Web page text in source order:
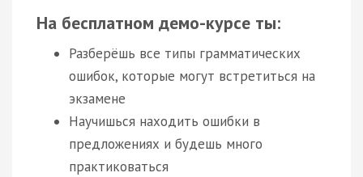
На бесплатном демо-курсе ты:
Разберёшь все типы грамматических
ошибок, которые могут встретиться на
экзамене
Научишься находить ошибки в
предложениях и будешь много
практиковаться